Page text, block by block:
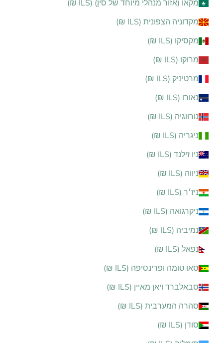
מקאו (אזור מנהלי מיוחד של סין) (ILS ₪)
מקדוניה הצפונית (ILS ₪)
מקסיקו (ILS ₪)
מרוקו (ILS ₪)
מרטיניק (ILS ₪)
נאורו (ILS ₪)
נורווגיה (ILS ₪)
ניגריה (ILS ₪)
ניו זילנד (ILS ₪)
ניווה (ILS ₪)
ניז׳ר (ILS ₪)
ניקרגואה (ILS ₪)
נמיביה (ILS ₪)
נפאל (ILS ₪)
סאו טומה ופרינסיפה (ILS ₪)
סבאלברד ויאן מאיין (ILS ₪)
סהרה המערבית (ILS ₪)
סודן (ILS ₪)